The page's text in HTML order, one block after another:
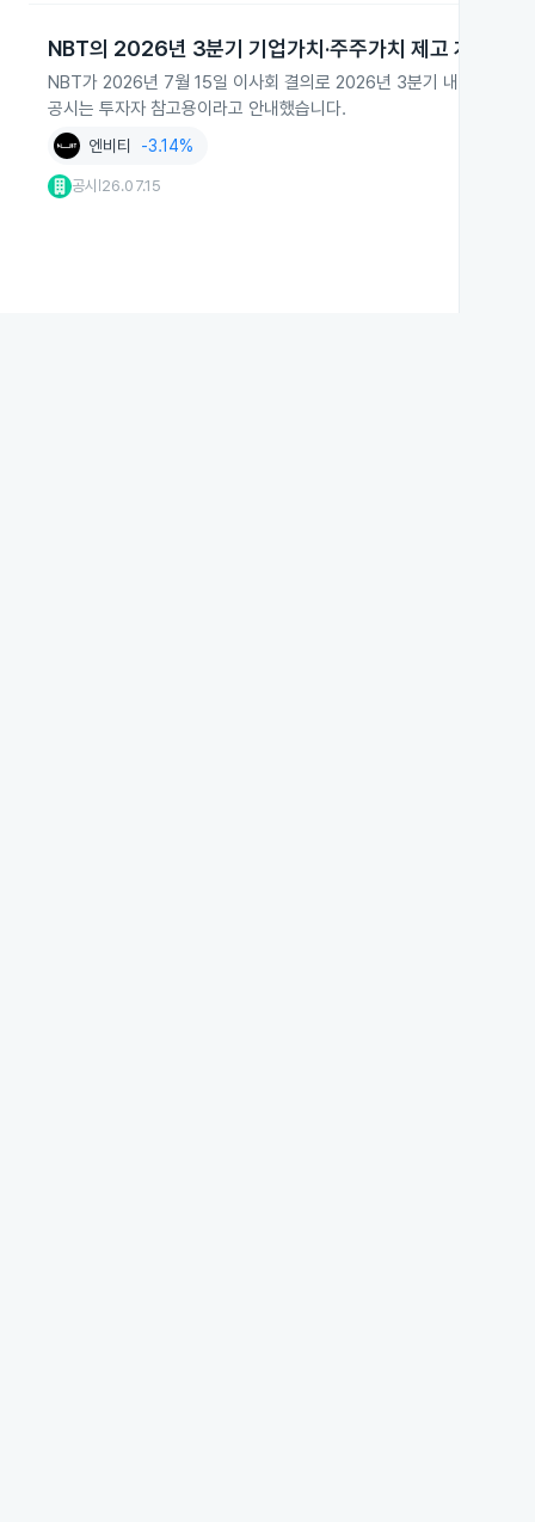
NBT의 2026년 3분기 기업가치·주주가치 제고 계획 예고
NBT가 2026년 7월 15일 이사회 결의로 2026년 3분기 내 기업가치
공시는 투자자 참고용이라고 안내했습니다.
엔비티 -3.14%
공시 26.07.15